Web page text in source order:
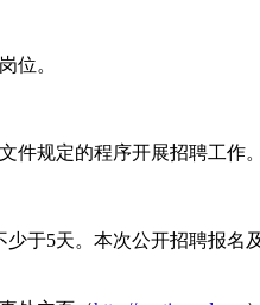
位。
件规定的程序开展招聘工作。
于5天。本次公开招聘报